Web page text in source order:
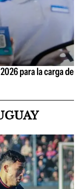
para la carga de